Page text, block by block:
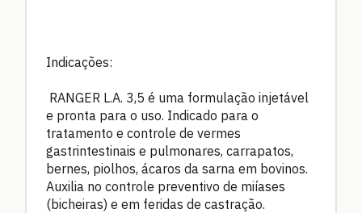
Indicações:
RANGER L.A. 3,5 é uma formulação injetável
e pronta para o uso. Indicado para o
tratamento e controle de vermes
gastrintestinais e pulmonares, carrapatos,
bernes, piolhos, ácaros da sarna em bovinos.
Auxilia no controle preventivo de miíases
(bicheiras) e em feridas de castração.